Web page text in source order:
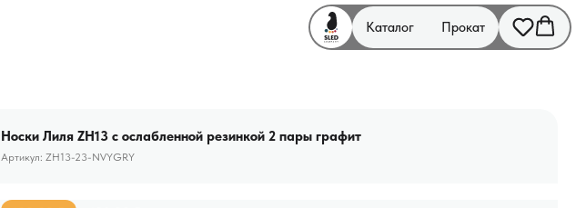
Каталог Прокат
Носки Лиля ZH13 с ослабленной резинкой 2 пары графит
Артикул: ZH13-23-NVYGRY